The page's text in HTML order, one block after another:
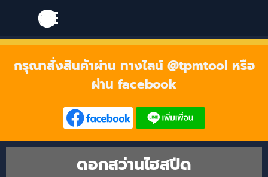
Skip menu
Skip menu
กรุณาสั่งสินค้าผ่าน ทางไลน์ @tpmtool หรือ
ผ่าน facebook
ดอกสว่านไฮสปีด